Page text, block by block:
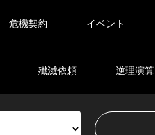
危機契約 イベント
殲滅依頼 逆理演算